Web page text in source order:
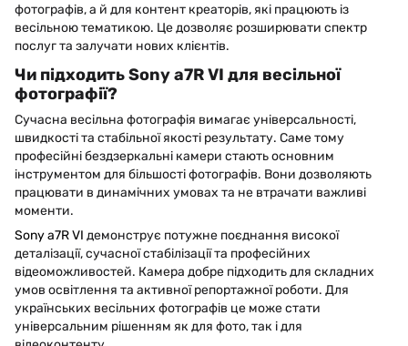
фотографів, а й для контент креаторів, які працюють із
весільною тематикою. Це дозволяє розширювати спектр
послуг та залучати нових клієнтів.
Чи підходить Sony a7R VI для весільної
фотографії?
Сучасна весільна фотографія вимагає універсальності,
швидкості та стабільної якості результату. Саме тому
професійні бездзеркальні камери стають основним
інструментом для більшості фотографів. Вони дозволяють
працювати в динамічних умовах та не втрачати важливі
моменти.
Sony a7R VI демонструє потужне поєднання високої
деталізації, сучасної стабілізації та професійних
відеоможливостей. Камера добре підходить для складних
умов освітлення та активної репортажної роботи. Для
українських весільних фотографів це може стати
універсальним рішенням як для фото, так і для